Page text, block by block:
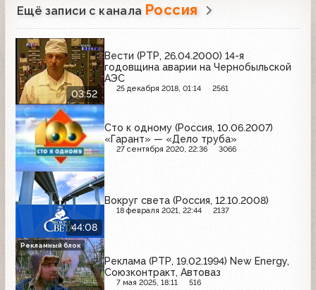
Ещё записи с канала Россия
03:52
Вести (РТР, 26.04.2000) 14-я
годовщина аварии на Чернобыльской
АЭС
25 декабря 2018, 01:14 2561
Сто к одному (Россия, 10.06.2007)
«Гарант» — «Дело труба»
27 сентября 2020, 22:36 3066
44:08
Вокруг света (Россия, 12.10.2008)
18 февраля 2021, 22:44 2137
Реклама (РТР, 19.02.1994) New Energy,
Союзконтракт, Автоваз
7 мая 2025, 18:11 516
Рекламный блок